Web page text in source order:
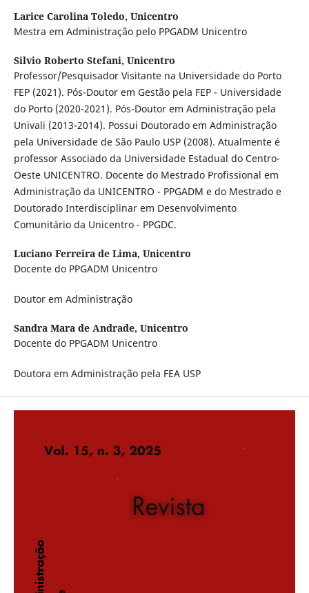
Larice Carolina Toledo, Unicentro
Mestra em Administração pelo PPGADM Unicentro
Silvio Roberto Stefani, Unicentro
Professor/Pesquisador Visitante na Universidade do Porto
FEP (2021). Pós-Doutor em Gestão pela FEP - Universidade
do Porto (2020-2021). Pós-Doutor em Administração pela
Univali (2013-2014). Possui Doutorado em Administração
pela Universidade de São Paulo USP (2008). Atualmente é
professor Associado da Universidade Estadual do Centro-
Oeste UNICENTRO. Docente do Mestrado Profissional em
Administração da UNICENTRO - PPGADM e do Mestrado e
Doutorado Interdisciplinar em Desenvolvimento
Comunitário da Unicentro - PPGDC.
Luciano Ferreira de Lima, Unicentro
Docente do PPGADM Unicentro
Doutor em Administração
Sandra Mara de Andrade, Unicentro
Docente do PPGADM Unicentro
Doutora em Administração pela FEA USP